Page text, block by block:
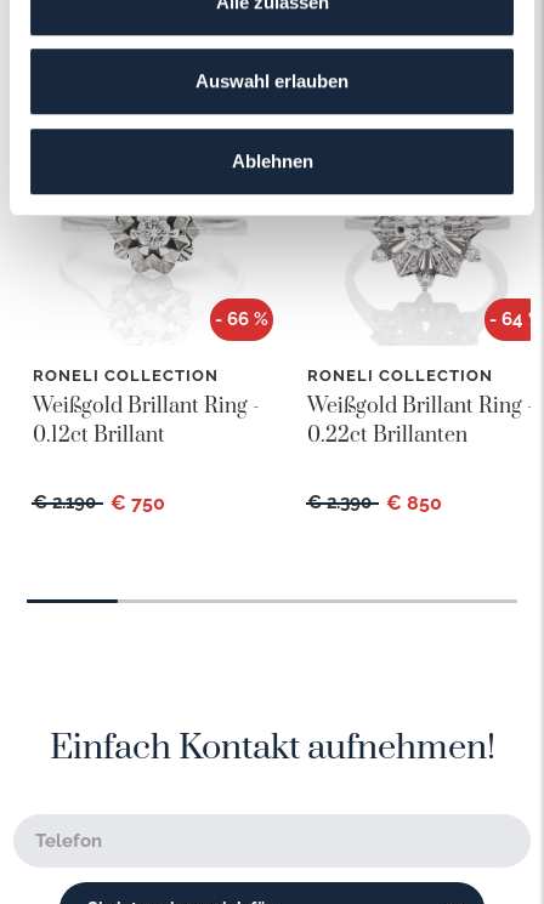
Auswahl erlauben
Ablehnen
Das könnte Ihnen auch gefallen!
- 66 %
RONELI COLLECTION
Weißgold Brillant Ring -
0.12ct Brillant
€ 2.190 € 750
- 64 %
RONELI COLLECTION
Weißgold Brillant Ring -
0.22ct Brillanten
€ 2.390 € 850
Einfach Kontakt aufnehmen!